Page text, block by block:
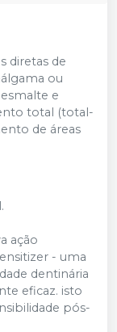
diretas de
ou
e
total (total-
de áreas
ação
- uma
dentinária
eficaz. isto
pós-